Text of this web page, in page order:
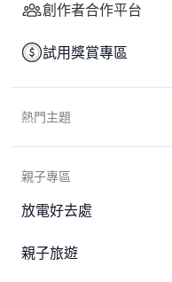
創作者合作平台
試用獎賞專區
熱門主題
親子專區
放電好去處
親子旅遊